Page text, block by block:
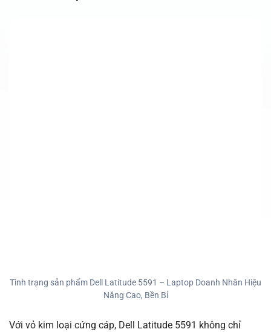
Tình trạng sản phẩm Dell Latitude 5591 – Laptop Doanh Nhân Hiệu
Năng Cao, Bền Bỉ
Với vỏ kim loại cứng cáp, Dell Latitude 5591 không chỉ